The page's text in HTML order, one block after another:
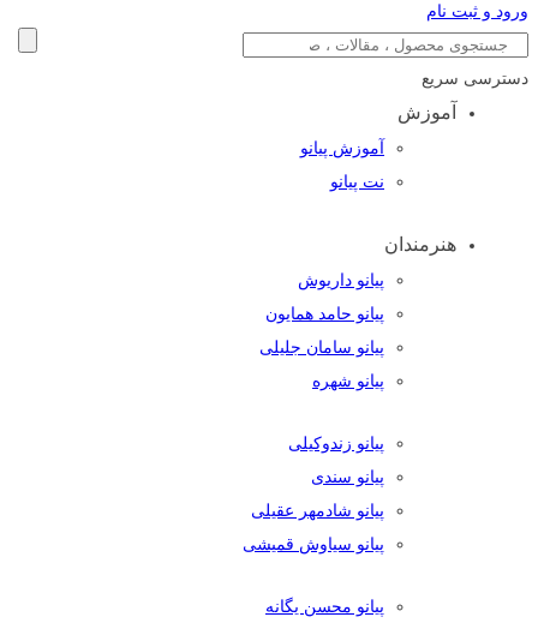
ورود و ثبت نام
دسترسی سریع
آموزش
آموزش پیانو
نت پیانو
هنرمندان
پیانو داریوش
پیانو حامد همایون
پیانو سامان جلیلی
پیانو شهره
پیانو زندوکیلی
پیانو سندی
پیانو شادمهر عقیلی
پیانو سیاوش قمیشی
پیانو محسن یگانه